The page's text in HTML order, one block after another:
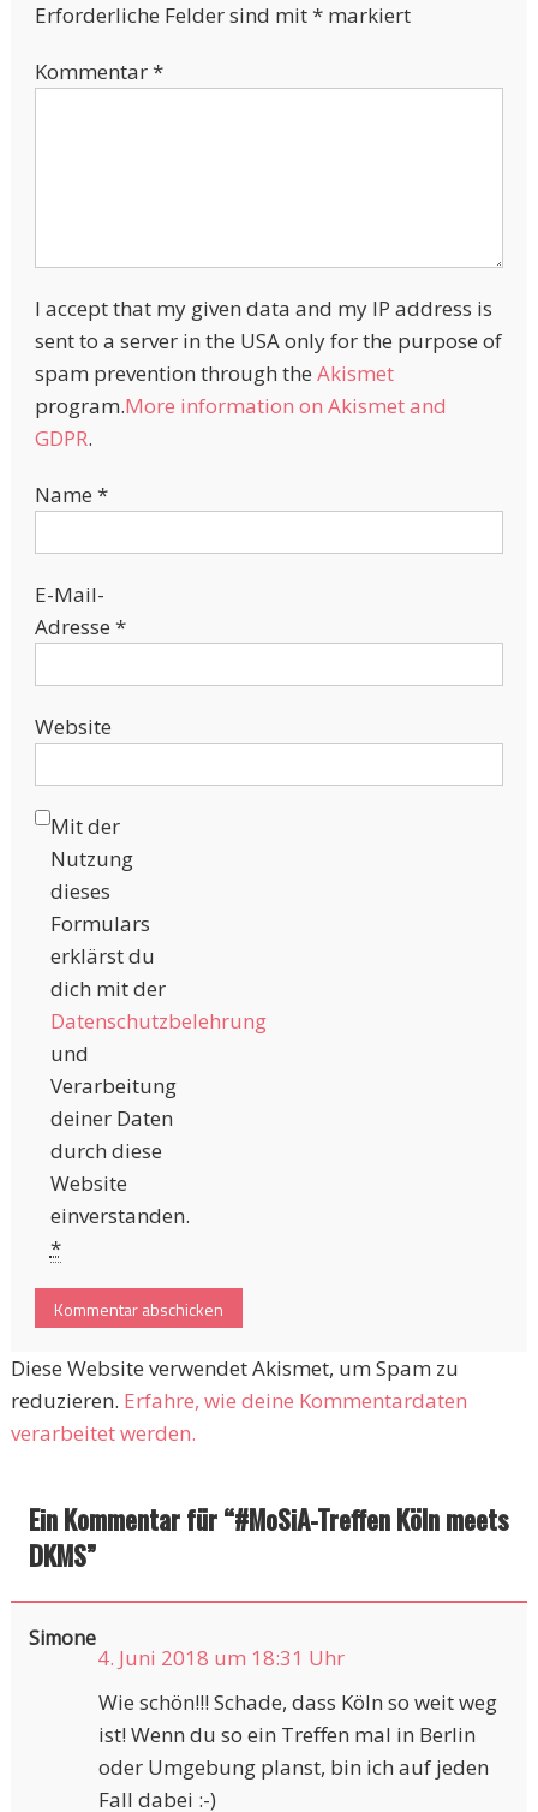
Erforderliche Felder sind mit*markiert
Kommentar*
I accept that my given data and my IP address is
sent to a server in the USA only for the purpose of
spam prevention through the Akismet
program.More information on Akismet and
GDPR.
Name *
E-Mail-
Adresse *
Website
Mit der
Nutzung
dieses
Formulars
erklärst du
dich mit der
Datenschutzbelehrung
und
Verarbeitung
deiner Daten
durch diese
Website
einverstanden.
*
Diese Website verwendet Akismet, um Spam zu
reduzieren. Erfahre, wie deine Kommentardaten
verarbeitet werden.
Ein Kommentar für “#MoSiA-Treffen Köln meets
DKMS”
Simone
4. Juni 2018 um 18:31 Uhr
Wie schön!!! Schade, dass Köln so weit weg
ist! Wenn du so ein Treffen mal in Berlin
oder Umgebung planst, bin ich auf jeden
Fall dabei :-)